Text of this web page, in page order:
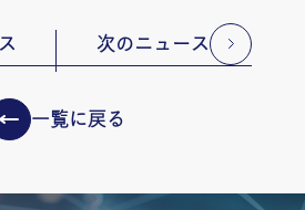
一覧に戻る
次のニュース